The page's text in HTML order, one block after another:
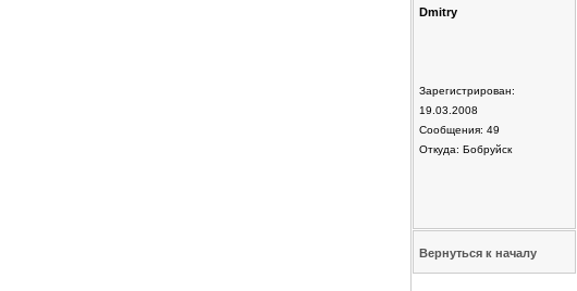
Dmitry
Зарегистрирован:
19.03.2008
Сообщения: 49
Откуда: Бобруйск
Вернуться к началу